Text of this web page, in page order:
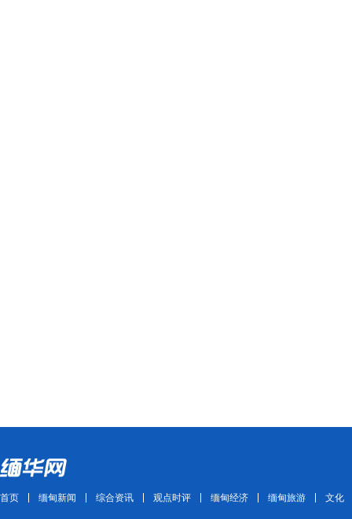
首页 缅甸新闻 综合资讯 观点时评 缅甸经济 缅甸旅游 文化